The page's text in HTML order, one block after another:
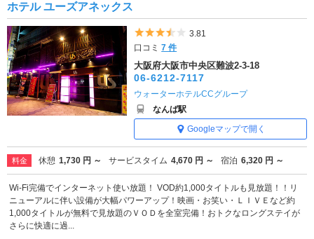
ホテル ユーズアネックス
5つ星のうち3.5
3.81
口コミ7 件
大阪府大阪市中央区難波2-3-18
06-6212-7117
ウォーターホテルCCグループ
なんば駅
Googleマップで開く
料金 休憩 1,730 円 ～ サービスタイム 4,670 円 ～ 宿泊 6,320 円 ～
Wi-Fi完備でインターネット使い放題！ VOD約1,000タイトルも見放題！！リ
ニューアルに伴い設備が大幅パワーアップ！映画・お笑い・ＬＩＶＥなど約
1,000タイトルが無料で見放題のＶＯＤを全室完備！おトクなロングステイが
さらに快適に過...